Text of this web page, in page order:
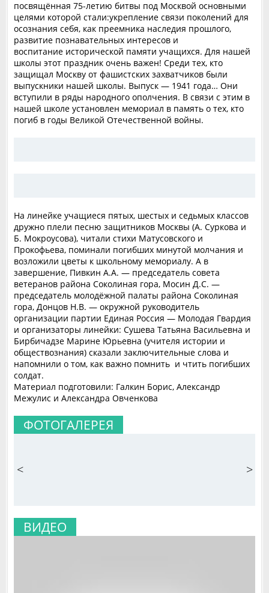
посвящённая 75-летию битвы под Москвой основными
целями которой стали:укрепление связи поколений для
осознания себя, как преемника наследия прошлого,
развитие познавательных интересов и
воспитание исторической памяти учащихся. Для нашей
школы этот праздник очень важен! Среди тех, кто
защищал Москву от фашистских захватчиков были
выпускники нашей школы. Выпуск — 1941 года… Они
вступили в ряды народного ополчения. В связи с этим в
нашей школе установлен мемориал в память о тех, кто
погиб в годы Великой Отечественной войны.
На линейке учащиеся пятых, шестых и седьмых классов
дружно плели песню защитников Москвы (А. Суркова и
Б. Мокроусова), читали стихи Матусовского и
Прокофьева, поминали погибших минутой молчания и
возложили цветы к школьному мемориалу. А в
завершение, Пивкин А.А. — председатель совета
ветеранов района Соколиная гора, Мосин Д.С. —
председатель молодёжной палаты района Соколиная
гора, Донцов Н.В. — окружной руководитель
организации партии Единая Россия — Молодая Гвардия
и организаторы линейки: Сушева Татьяна Васильевна и
Бирбичадзе Марине Юрьевна (учителя истории и
обществознания) сказали заключительные слова и
напомнили о том, как важно помнить и чтить погибших
солдат.
Материал подготовили: Галкин Борис, Александр
Межулис и Александра Овченкова
ФОТОГАЛЕРЕЯ
< >
ВИДЕО